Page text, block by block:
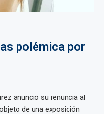
polémica por
anunció su renuncia al
de una exposición